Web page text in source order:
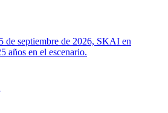
de septiembre de 2026, SKAI en
años en el escenario.